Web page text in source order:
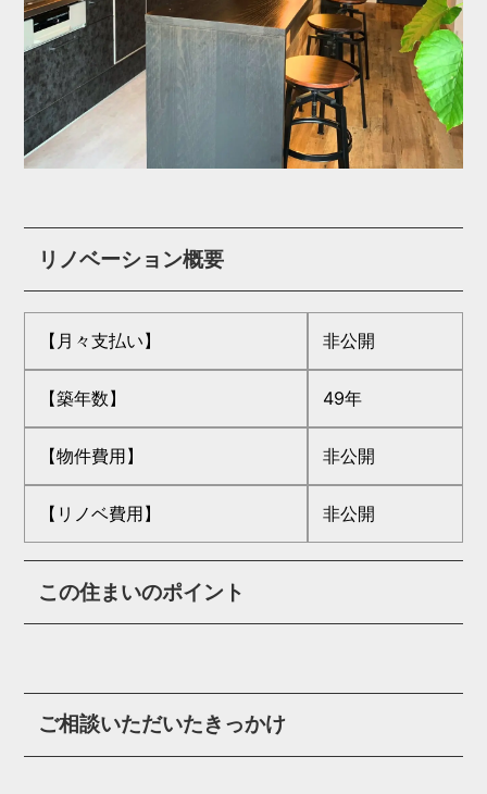
リノベーション概要
【月々支払い】 非公開
【築年数】 49年
【物件費用】 非公開
【リノベ費用】 非公開
この住まいのポイント
ご相談いただいたきっかけ